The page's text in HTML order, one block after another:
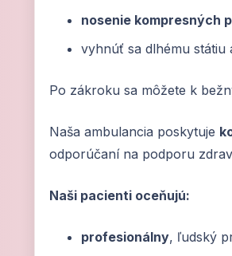
nosenie kompresných
vyhnúť sa dlhému státiu
Po zákroku sa môžete k
Naša ambulancia poskytuje
odporúčaní na podporu
Naši pacienti oceňujú:
profesionálny, ľudský